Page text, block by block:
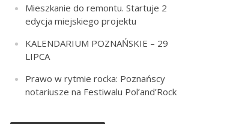
Mieszkanie do remontu. Startuje 2
edycja miejskiego projektu
KALENDARIUM POZNAŃSKIE – 29
LIPCA
Prawo w rytmie rocka: Poznańscy
notariusze na Festiwalu Pol’and’Rock